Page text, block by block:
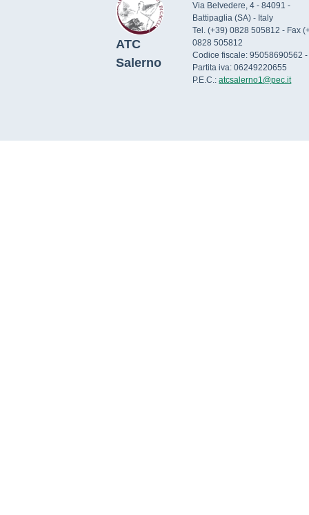
ATC
Salerno
Via Belvedere, 4 - 84091 -
Battipaglia (SA) - Italy
Tel. (+39) 0828 505812 - Fax
0828 505812
Codice fiscale: 95058690562 -
Partita iva: 06249220655
P.E.C.:atcsalerno1@pec.it